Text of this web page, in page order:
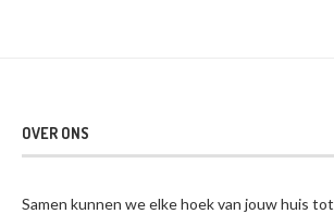
OVER ONS
Samen kunnen we elke hoek van jouw huis